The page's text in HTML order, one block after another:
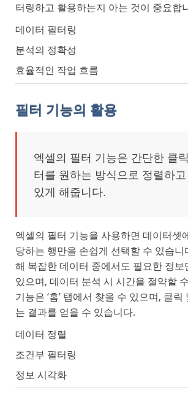
터링하고 활용하는지 아는 것이 중요합
데이터 필터링
분석의 정확성
효율적인 작업 흐름
필터 기능의 활용
엑셀의 필터 기능은 간단한 클
터를 원하는 방식으로 정렬하
있게 해줍니다.
엑셀의 필터 기능을 사용하면 데이터셋
당하는 행만을 손쉽게 선택할 수 있습니
해 복잡한 데이터 중에서도 필요한 정보
있으며, 데이터 분석 시 시간을 절약할
기능은 ‘홈’ 탭에서 찾을 수 있으며, 클
는 결과를 얻을 수 있습니다.
데이터 정렬
조건부 필터링
정보 시각화